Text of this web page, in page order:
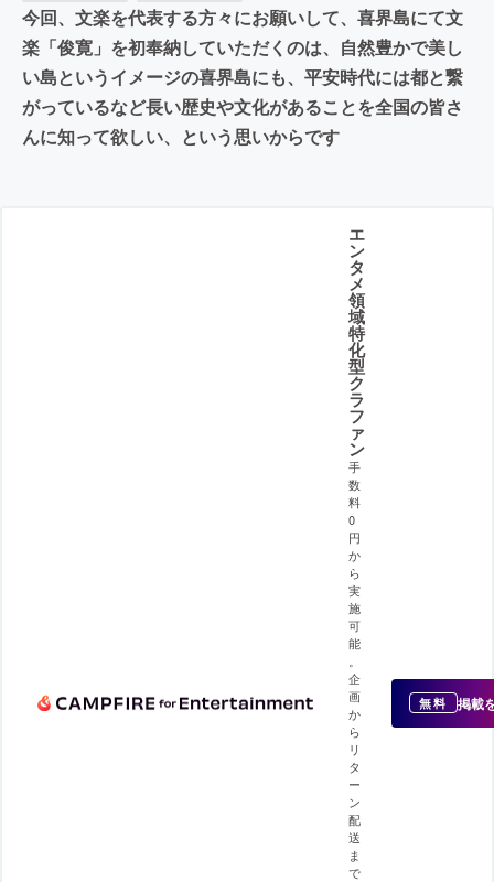
今回、文楽を代表する方々にお願いして、喜界島にて文
楽「俊寛」を初奉納していただくのは、自然豊かで美し
い島というイメージの喜界島にも、平安時代には都と繋
がっているなど長い歴史や文化があることを全国の皆さ
んに知って欲しい、という思いからです
エ
ン
タ
メ
領
域
特
化
型
ク
ラ
フ
ァ
ン
手
数
料
0
円
か
ら
実
施
可
能
企
画
か
ら
リ
タ
ー
ン
配
送
ま
で
無料 掲載